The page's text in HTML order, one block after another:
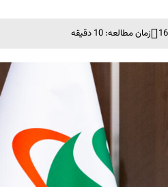
زمان مطالعه: 10 دقیقه